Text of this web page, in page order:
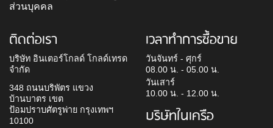
ส่วนบุคคล
ติดต่อเรา
บริษัท อินเตอร์โกลด์ โกลด์เทรด
จำกัด
348 ถนนบริพัตร แขวง
บ้านบาตร เขต
ป้อมปราบศัตรูพ่าย กรุงเทพฯ
10100
เวลาทำการซื้อขาย
วันจันทร์ - ศุกร์
08.00 น. - 05.00 น.
วันเสาร์
10.00 น. - 12.00 น.
บริษัทในเครือ